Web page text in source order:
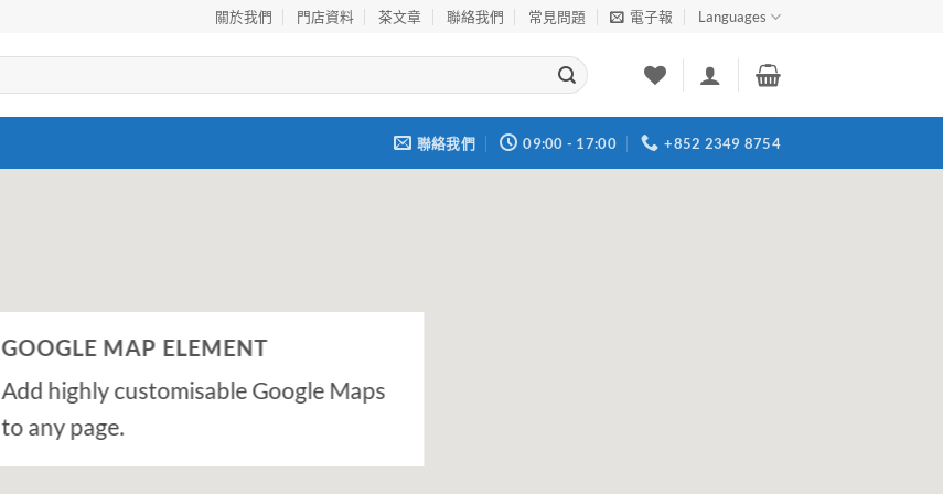
關於我們 門店資料 茶文章 聯絡我們 常見問題 電子報 Languages
聯絡我們 09:00 - 17:00 +852 2349 8754
GOOGLE MAP ELEMENT
Add highly customisable Google Maps
to any page.